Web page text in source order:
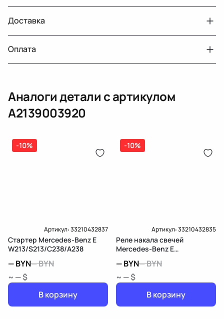
Авто
MercedesBenz E W213
Год
2016 2021
Тег
Мерседес Бенс Е
Двигатели с навесным или без навесного
оборудования
30 дней
Датчик давления топлива, насос
топлива, ТНВД (бензин, дизель), форсунка
бензиновая (дизельная) механическая
(электрическая), инжектор
дозатор-распределитель топлива
14 дней
Доставка
Оплата
Оплата онлайн
Карта рассрочки онлайн
Аналоги детали с артикулом
A2139003920
-10%
Артикул:33210432837
Стартер Mercedes-Benz E
W213/S213/C238/A238
—BYN—BYN
~ — $
В корзину
-10%
Артикул:33210432835
Реле накала свечей
Mercedes-Benz E
—BYN—BYN
~ — $
В корзину